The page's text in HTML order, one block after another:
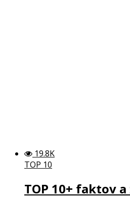
19.8K
TOP 10
TOP 10+ faktov